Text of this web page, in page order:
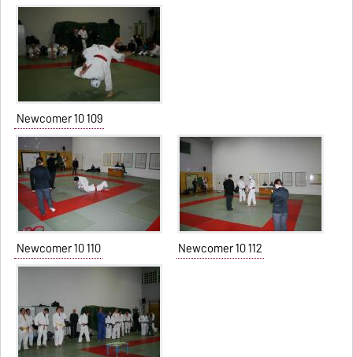
Newcomer 10 109
Newcomer 10 110 Newcomer 10 112